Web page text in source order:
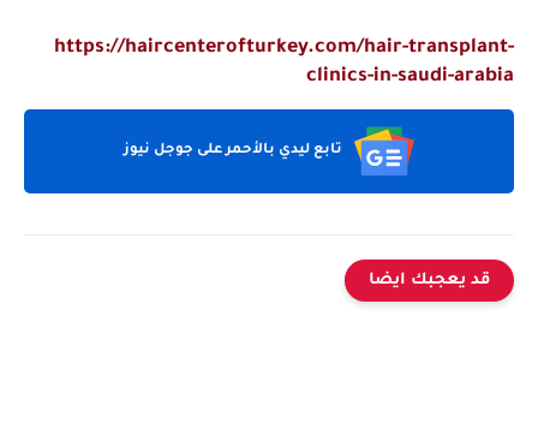
https://haircenterofturkey.com/hair-
clinics-in-saudi-
تابع ليدي بالأحمر على جوجل نيوز
يعجبك ايضا